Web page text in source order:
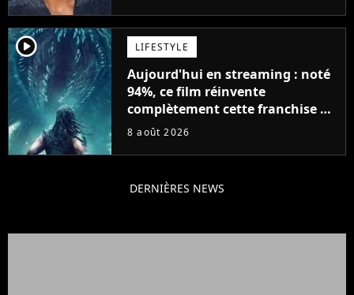
player2 LIFESTYLE
Aujourd'hui en streaming : noté
94%, ce film réinvente
complètement cette franchise de
science-fiction vieille de 40 ans
8 août 2026
DERNIÈRES NEWS